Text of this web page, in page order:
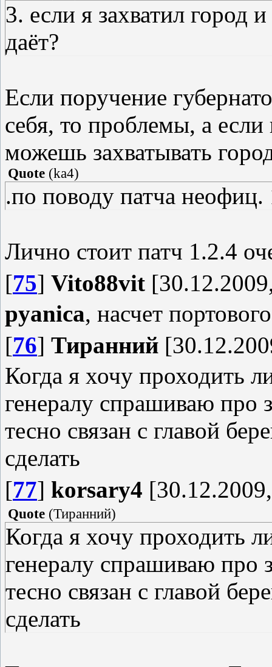
3. если я захватил город
даёт?
Если поручение
себя, то проблемы, а
можешь захватывать
Quote (ka4)
.по поводу патча неофиц.
Лично стоит патч 1.2.4
[75] Vito88vit
pyanica, насчет
[76] Тиранний
Когда я хочу проходить
генералу спрашиваю про
тесно связан с главой
сделать
[77] korsary4
Quote (Тиранний)
Когда я хочу проходить
генералу спрашиваю про
тесно связан с главой
сделать